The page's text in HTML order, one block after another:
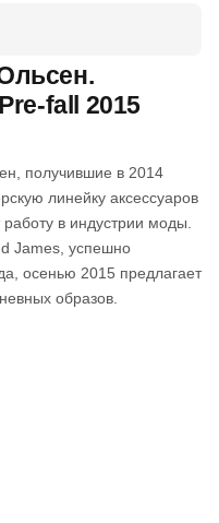
fall 2015
получившие в 2014
линейку аксессуаров
в индустрии моды.
James, успешно
осенью 2015 предлагает
образов.